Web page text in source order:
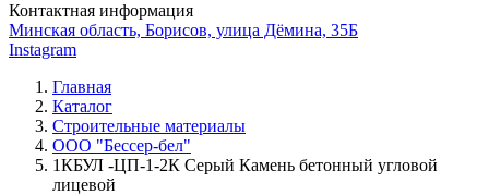
Контактная информация
Минская область, Борисов, улица Дёмина, 35Б
Instagram
Главная
Каталог
Строительные материалы
ООО "Бессер-бел"
1КБУЛ -ЦП-1-2К Серый Камень бетонный угловой
лицевой